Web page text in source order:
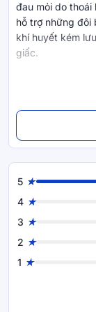
đau mỏi do thoái
hỗ trợ những đôi
khí huyết kém
giấc.
5
4
3
2
1